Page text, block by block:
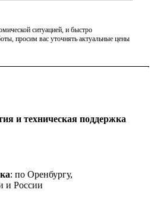
ситуацией, и быстро
просим вас уточнять актуальные цены
и техническая поддержка
: по Оренбургу,
и России